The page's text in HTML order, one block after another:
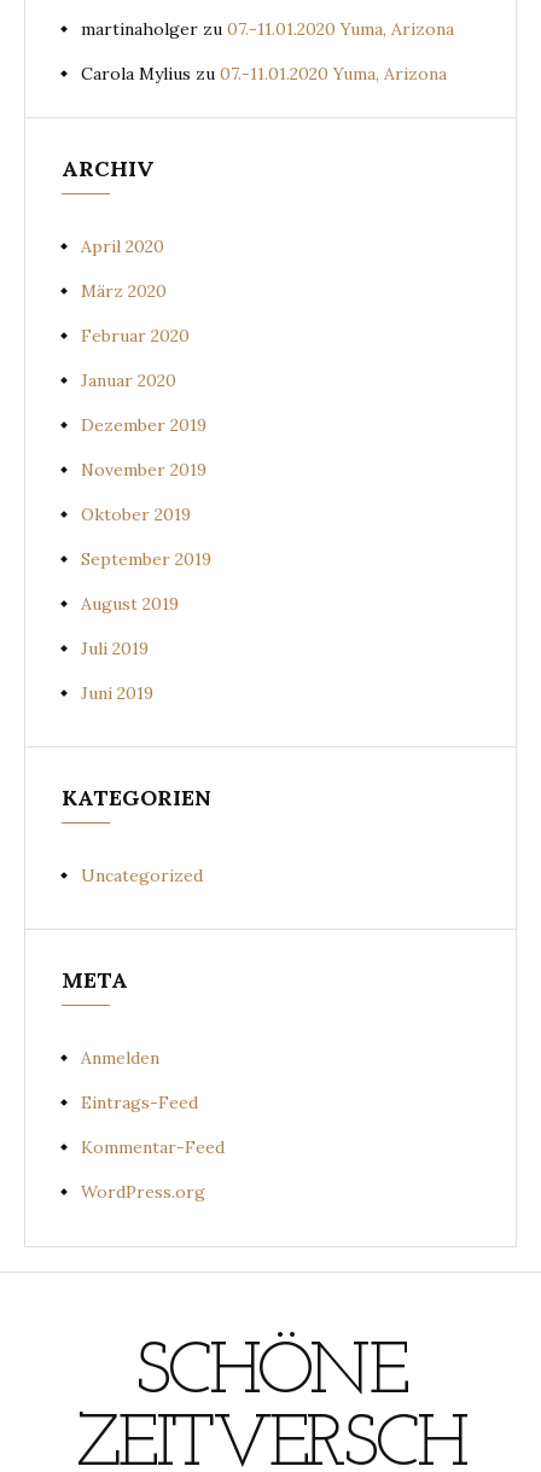
martinaholger zu 07.-11.01.2020 Yuma, Arizona
Carola Mylius zu 07.-11.01.2020 Yuma, Arizona
ARCHIV
April 2020
März 2020
Februar 2020
Januar 2020
Dezember 2019
November 2019
Oktober 2019
September 2019
August 2019
Juli 2019
Juni 2019
KATEGORIEN
Uncategorized
META
Anmelden
Eintrags-Feed
Kommentar-Feed
WordPress.org
SCHÖNE
ZEITVERSCH